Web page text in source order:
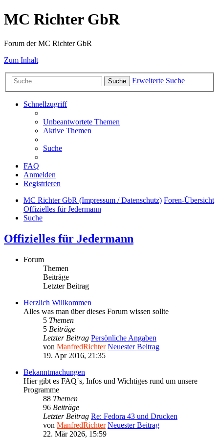
MC Richter GbR
Forum der MC Richter GbR
Zum Inhalt
Suche Erweiterte Suche
Schnellzugriff
Unbeantwortete Themen
Aktive Themen
Suche
FAQ
Anmelden
Registrieren
MC Richter GbR (Impressum / Datenschutz) Foren-Übersicht
Offizielles für Jedermann
Suche
Offizielles für Jedermann
Forum
Themen
Beiträge
Letzter Beitrag
Herzlich Willkommen
Alles was man über dieses Forum wissen sollte
5 Themen
5 Beiträge
Letzter Beitrag Persönliche Angaben
von ManfredRichter Neuester Beitrag
19. Apr 2016, 21:35
Bekanntmachungen
Hier gibt es FAQ´s, Infos und Wichtiges rund um unsere
Programme
88 Themen
96 Beiträge
Letzter Beitrag Re: Fedora 43 und Drucken
von ManfredRichter Neuester Beitrag
22. Mär 2026, 15:59